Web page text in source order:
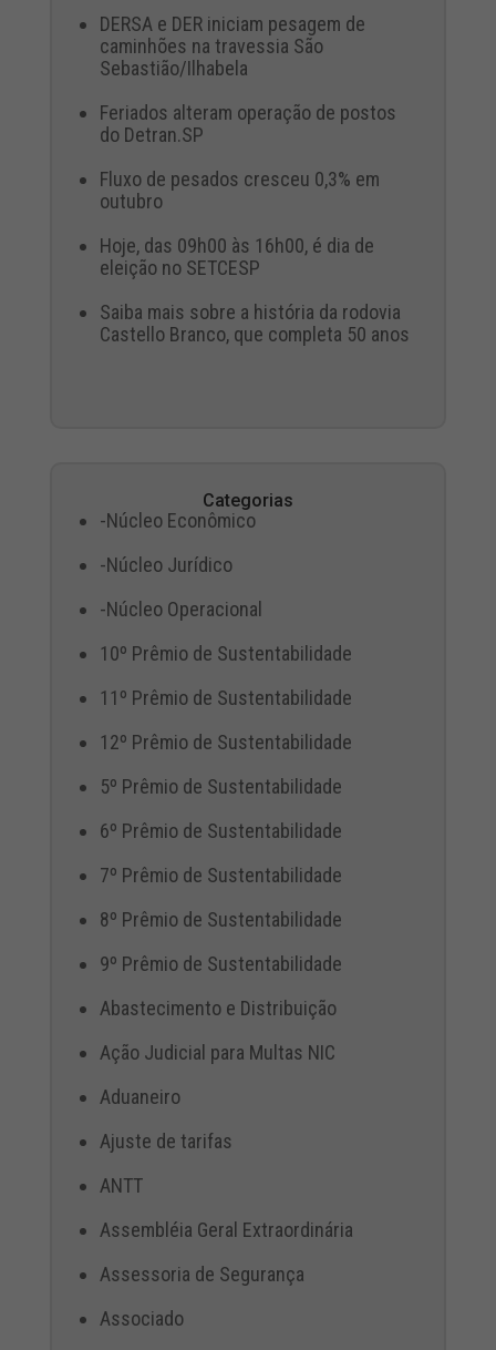
DERSA e DER iniciam pesagem de
caminhões na travessia São
Sebastião/Ilhabela
Feriados alteram operação de postos
do Detran.SP
Fluxo de pesados cresceu 0,3% em
outubro
Hoje, das 09h00 às 16h00, é dia de
eleição no SETCESP
Saiba mais sobre a história da rodovia
Castello Branco, que completa 50 anos
Categorias
-Núcleo Econômico
-Núcleo Jurídico
-Núcleo Operacional
10º Prêmio de Sustentabilidade
11º Prêmio de Sustentabilidade
12º Prêmio de Sustentabilidade
5º Prêmio de Sustentabilidade
6º Prêmio de Sustentabilidade
7º Prêmio de Sustentabilidade
8º Prêmio de Sustentabilidade
9º Prêmio de Sustentabilidade
Abastecimento e Distribuição
Ação Judicial para Multas NIC
Aduaneiro
Ajuste de tarifas
ANTT
Assembléia Geral Extraordinária
Assessoria de Segurança
Associado